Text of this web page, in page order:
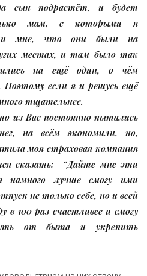
сын подрастёт, и будет
мам, с которыми я
мне, что они были на
местах, и там было так
на ещё один, о чём
если я и решусь ещё
тщательнее.
из Вас постоянно пытались
на всём экономили, но,
моя страховая компания
сказать: “Дайте мне эти
намного лучше смогу ими
не только себе, но и всей
в 100 раз счастливее и смогу
от быта и укрепить